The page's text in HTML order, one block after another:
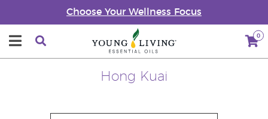
Choose Your Wellness Focus
0
Hong Kuai